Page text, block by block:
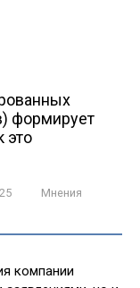
формирует
это
Мнения
компании